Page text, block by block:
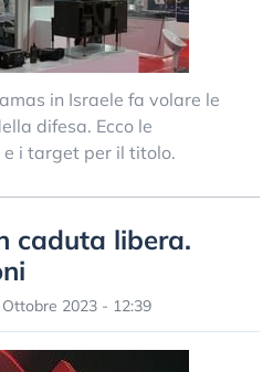
in Israele fa volare le
difesa. Ecco le
e i target per il titolo.
caduta libera.
2023 - 12:39